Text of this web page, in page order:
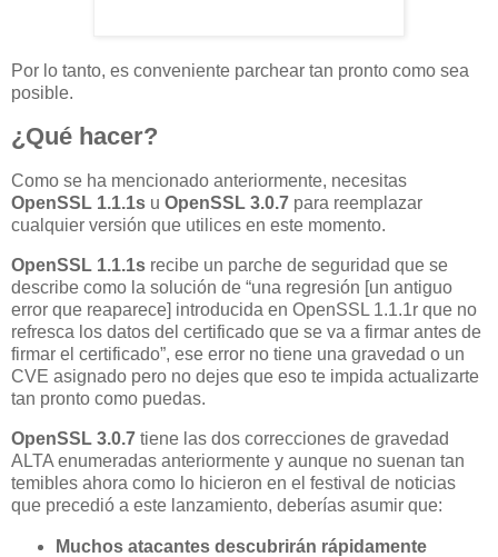
Por lo tanto, es conveniente parchear tan pronto como sea
posible.
¿Qué hacer?
Como se ha mencionado anteriormente, necesitas
OpenSSL 1.1.1s u OpenSSL 3.0.7 para reemplazar
cualquier versión que utilices en este momento.
OpenSSL 1.1.1s recibe un parche de seguridad que se
describe como la solución de “una regresión [un antiguo
error que reaparece] introducida en OpenSSL 1.1.1r que no
refresca los datos del certificado que se va a firmar antes de
firmar el certificado”, ese error no tiene una gravedad o un
CVE asignado pero no dejes que eso te impida actualizarte
tan pronto como puedas.
OpenSSL 3.0.7 tiene las dos correcciones de gravedad
ALTA enumeradas anteriormente y aunque no suenan tan
temibles ahora como lo hicieron en el festival de noticias
que precedió a este lanzamiento, deberías asumir que:
Muchos atacantes descubrirán rápidamente